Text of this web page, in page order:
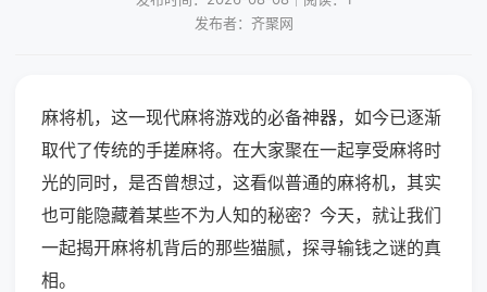
发布者：齐聚网
麻将机，这一现代麻将游戏的必备神器，如今已逐渐
取代了传统的手搓麻将。在大家聚在一起享受麻将时
光的同时，是否曾想过，这看似普通的麻将机，其实
也可能隐藏着某些不为人知的秘密？今天，就让我们
一起揭开麻将机背后的那些猫腻，探寻输钱之谜的真
相。